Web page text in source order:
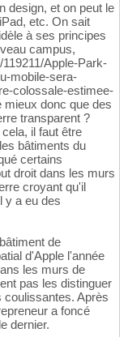
design, et on peut le
etc. On sait
à ses principes
campus,
Apple-Park-
mobile-sera-
colossale-estimee-
mieux donc que des
transparent ?
il faut être
bâtiments du
certains
droit dans les murs
croyant qu'il
y a eu des
de
d'Apple l'année
les murs de
pas les distinguer
Après
a foncé
dernier.